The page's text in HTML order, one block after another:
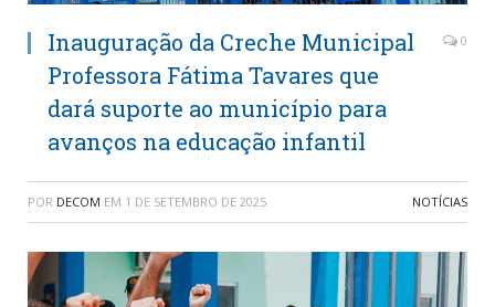
Inauguração da Creche Municipal
Professora Fátima Tavares que
dará suporte ao município para
avanços na educação infantil
0
POR DECOM EM 1 DE SETEMBRO DE 2025 NOTÍCIAS